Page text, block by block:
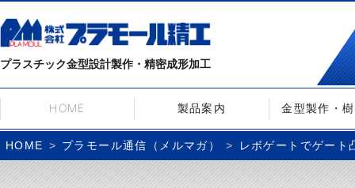
プラスチック金型設計製作・精密成形加工
HOME 製品案内 金型製作・
HOME プラモール通信（メルマガ） レボゲートでゲー